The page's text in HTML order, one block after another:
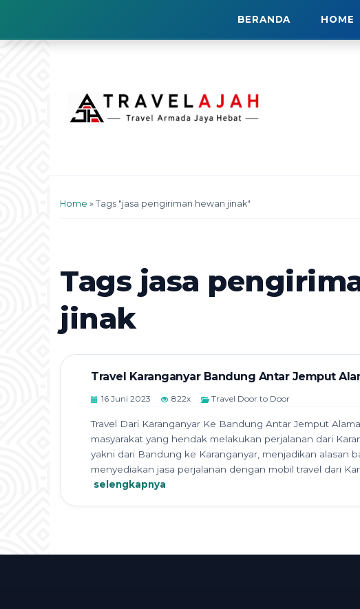
BERANDA HOME
Home » Tags "jasa pengiriman hewan jinak"
Tags jasa
jinak
Travel Karanganyar Bandung Antar Jemput
16 Juni 2023 822x Travel Door to Door
Travel Dari Karanganyar Ke Bandung Antar Jemput
masyarakat yang hendak melakukan perjalanan dari
yakni dari Bandung ke Karanganyar, menjadikan alasan
menyediakan jasa perjalanan dengan mobil travel dari
selengkapnya